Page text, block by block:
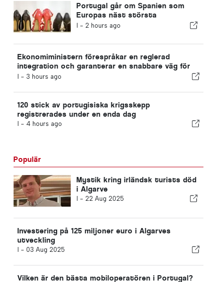
Portugal går om Spanien som
Europas näst största
skotillverkare
I - 2 hours ago
Ekonomiministern förespråkar en reglerad
integration och garanterar en snabbare väg för
invandrare
I - 3 hours ago
120 stick av portugisiska krigsskepp
registrerades under en enda dag
I - 4 hours ago
Populär
Mystik kring irländsk turists död
i Algarve
I - 22 Aug 2025
Investering på 125 miljoner euro i Algarves
utveckling
I - 03 Aug 2025
Vilken är den bästa mobiloperatören i Portugal?